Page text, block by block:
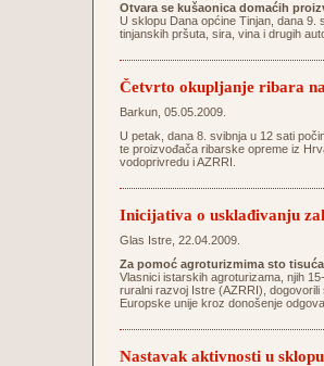
Otvara se kušaonica domaćih
U sklopu Dana općine Tinjan, dana 9.
tinjanskih pršuta, sira, vina i drugih
Četvrto okupljanje ribara
Barkun, 05.05.2009.
U petak, dana 8. svibnja u 12 sati
te proizvođača ribarske opreme iz
vodoprivredu i AZRRI.
Inicijativa o usklađivanju
Glas Istre, 22.04.2009.
Za pomoć agroturizmima sto
Vlasnici istarskih agroturizama, njih
ruralni razvoj Istre (AZRRI),
Europske unije kroz donošenje
Nastavak aktivnosti u